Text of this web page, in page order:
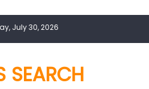
July 30, 2026
SEARCH